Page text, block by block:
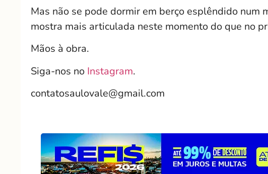
Mas não se pode dormir em berço esplêndido num
mostra mais articulada neste momento do que no
Mãos à obra.
Siga-nos no Instagram.
contatosaulovale@gmail.com